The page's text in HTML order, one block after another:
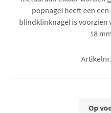
popnagel heeft een
blindklinknagel is voorzien
18
Op